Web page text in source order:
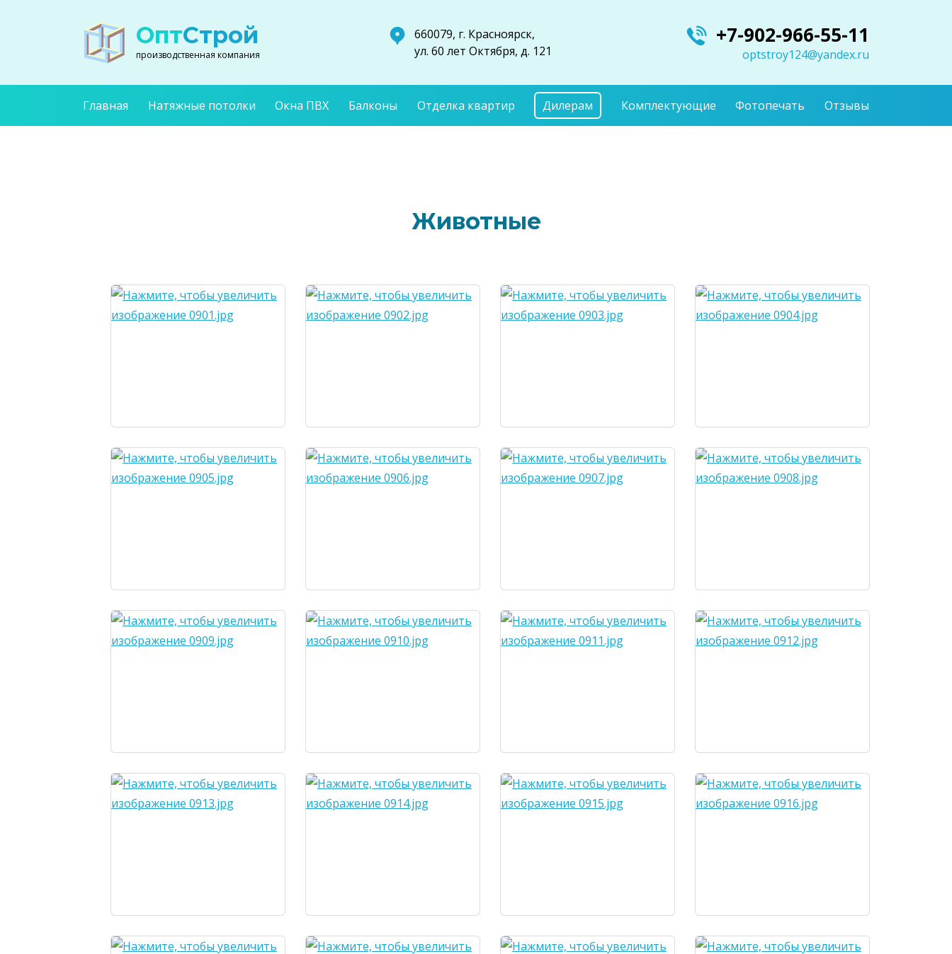
ОптСтрой
производственная компания
660079, г. Красноярск,
ул. 60 лет Октября, д. 121
+7-902-966-55-11
optstroy124@yandex.ru
Главная Натяжные потолки Окна ПВХ Балконы Отделка квартир Дилерам Комплектующие Фотопечать Отзывы
Животные